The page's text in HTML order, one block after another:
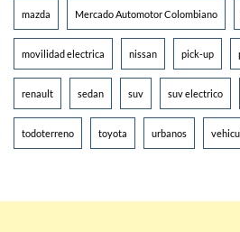
mazda Mercado Automotor Colombiano
movilidad electrica nissan pick-up
renault sedan suv suv electrico
todoterreno toyota urbanos